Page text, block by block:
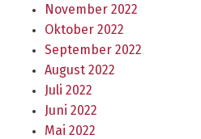
November 2022
Oktober 2022
September 2022
August 2022
Juli 2022
Juni 2022
Mai 2022